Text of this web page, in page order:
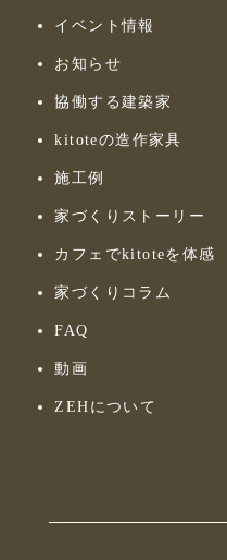
イベント情報
お知らせ
協働する建築家
kitoteの造作家具
施工例
家づくりストーリー
カフェでkitoteを体感
家づくりコラム
FAQ
動画
ZEHについて